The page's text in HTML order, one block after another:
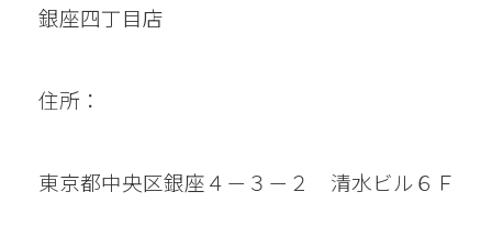
銀座四丁目店
住所：
東京都中央区銀座４－３－２　清水ビル６Ｆ